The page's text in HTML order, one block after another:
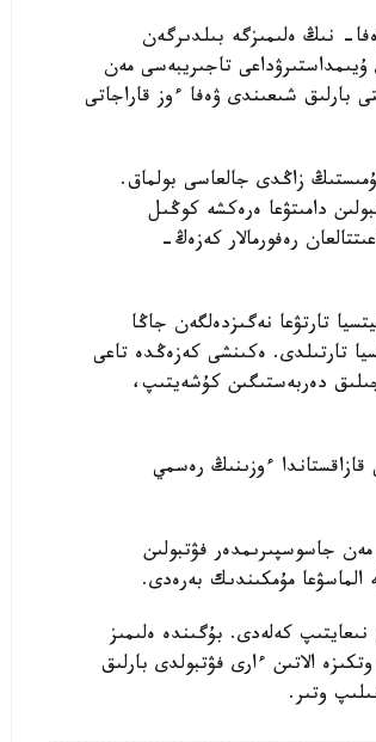
نىڭ ەلىمىزگە بىلدىرگەن
تاجىريبەسى مەن
بارلىق شىعىندى ۋەفا ءوز قاراجاتى
زاڭدى جالعاسى بولماق.
دامىتۋعا ەرەكشە كوڭىل
رەفورمالار كەزەڭ-
العاشقى كەزەڭىندە 11 كلۋب ينۆەستيتسيا تارتۋعا نەگىزدەلگەن جاڭا
استام ينۆەستيتسيا تارتىلدى. ەكىنشى كەزەڭدە تاعى
دەربەستىگىن كۇشەيتىپ،
قازاقستاندا ءوزىنىڭ رەسمي
جاسوسپىرىمدەر فۋتبولىن
الماسۋعا مۇمكىندىك بەرەدى.
كەلەدى. بۇگىندە ەلىمىز
الاتىن ءارى فۋتبولدى بارلىق
وتىر.